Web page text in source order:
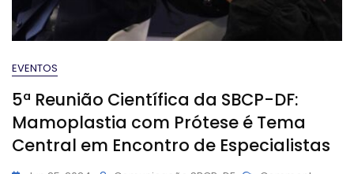
EVENTOS
5ª Reunião Científica da SBCP-DF:
Mamoplastia com Prótese é Tema
Central em Encontro de Especialistas